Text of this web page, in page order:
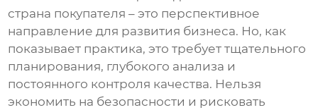
страна покупателя – это перспективное
направление для развития бизнеса. Но, как
показывает практика, это требует тщательного
планирования, глубокого анализа и
постоянного контроля качества. Нельзя
экономить на безопасности и рисковать